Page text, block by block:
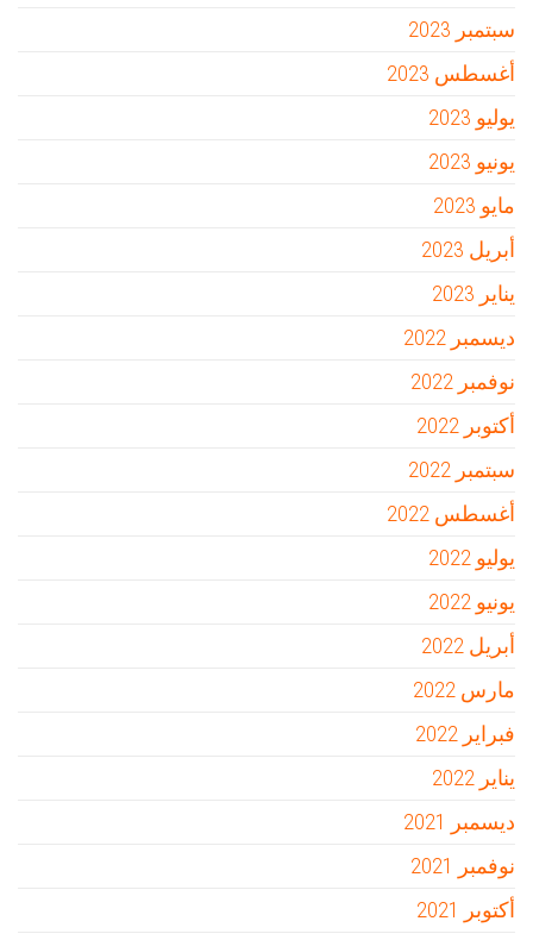
سبتمبر 2023
أغسطس 2023
يوليو 2023
يونيو 2023
مايو 2023
أبريل 2023
يناير 2023
ديسمبر 2022
نوفمبر 2022
أكتوبر 2022
سبتمبر 2022
أغسطس 2022
يوليو 2022
يونيو 2022
أبريل 2022
مارس 2022
فبراير 2022
يناير 2022
ديسمبر 2021
نوفمبر 2021
أكتوبر 2021